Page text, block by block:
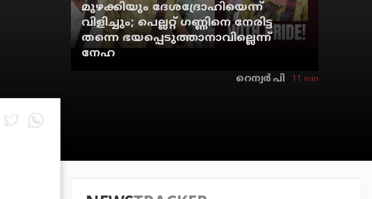
മുഴക്കിയും ദേശദ്രോഹിയെന്ന്
വിളിച്ചും; പെല്ലറ്റ് ഗണ്ണിനെ നേരിട്ട
തന്നെ ഭയപ്പെടുത്താനാവില്ലെന്ന്
നേഹ
റെന്വര്‍ പി 11 min